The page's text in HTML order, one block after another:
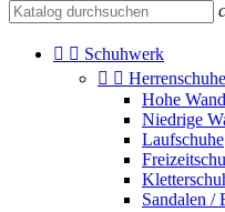
  Schuhwerk
  Herrenschuhe
Hohe
Niedrige
Laufschuhe
Sandalen /